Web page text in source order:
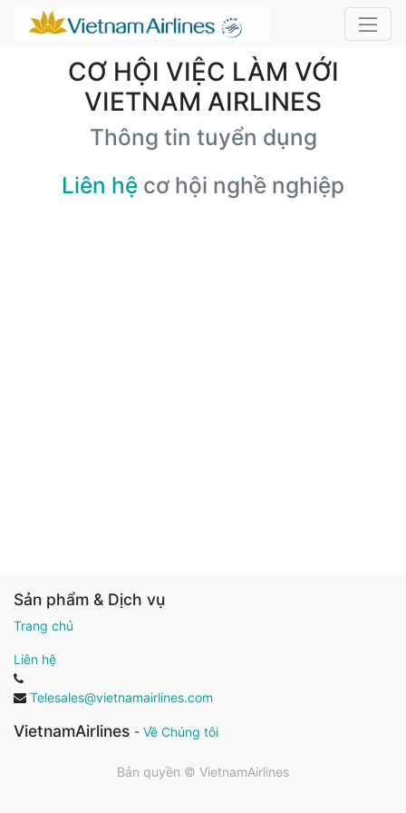
CƠ HỘI VIỆC LÀM VỚI
VIETNAM AIRLINES
Thông tin tuyển dụng
Liên hệ cơ hội nghề nghiệp
Sản phẩm & Dịch vụ
Trang chủ
Liên hệ
Telesales@vietnamairlines.com
VietnamAirlines - Về Chúng tôi
Bản quyền © VietnamAirlines